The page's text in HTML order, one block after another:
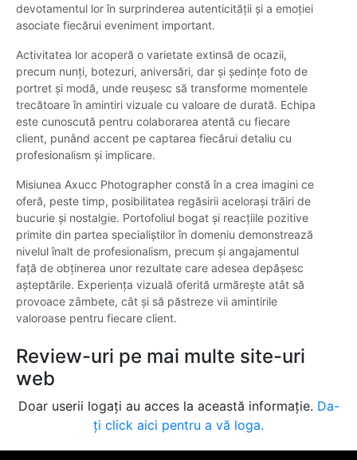
devotamentul lor în surprinderea autenticității și a emoției
asociate fiecărui eveniment important.
Activitatea lor acoperă o varietate extinsă de ocazii,
precum nunți, botezuri, aniversări, dar și ședințe foto de
portret și modă, unde reușesc să transforme momentele
trecătoare în amintiri vizuale cu valoare de durată. Echipa
este cunoscută pentru colaborarea atentă cu fiecare
client, punând accent pe captarea fiecărui detaliu cu
profesionalism și implicare.
Misiunea Axucc Photographer constă în a crea imagini ce
oferă, peste timp, posibilitatea regăsirii acelorași trăiri de
bucurie și nostalgie. Portofoliul bogat și reacțiile pozitive
primite din partea specialiștilor în domeniu demonstrează
nivelul înalt de profesionalism, precum și angajamentul
față de obținerea unor rezultate care adesea depășesc
așteptările. Experiența vizuală oferită urmărește atât să
provoace zâmbete, cât și să păstreze vii amintirile
valoroase pentru fiecare client.
Review-uri pe mai multe site-uri
web
Doar userii logați au acces la această informație. Da-
ți click aici pentru a vă loga.